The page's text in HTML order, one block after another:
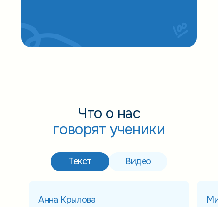
Что о нас
говорят ученики
Текст Видео
Анна Крылова